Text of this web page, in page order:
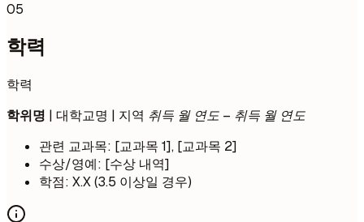
05
학력
학력
학위명 | 대학교명 | 지역 취득 월 연도 – 취득 월 연도
관련 교과목: [교과목 1], [교과목 2]
수상/영예: [수상 내역]
학점: X.X (3.5 이상일 경우)